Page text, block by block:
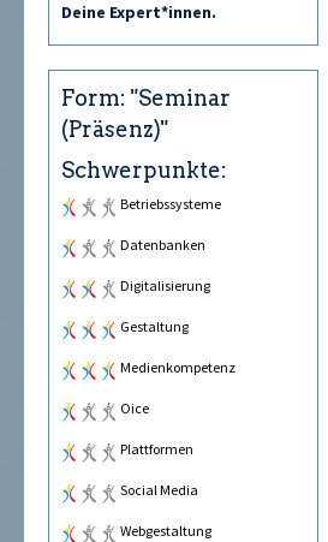
Deine Expert*innen.
Form: "Seminar
(Präsenz)"
Schwerpunkte:
Betriebssysteme
Datenbanken
Digitalisierung
Gestaltung
Medienkompetenz
Office
Plattformen
Social Media
Webgestaltung